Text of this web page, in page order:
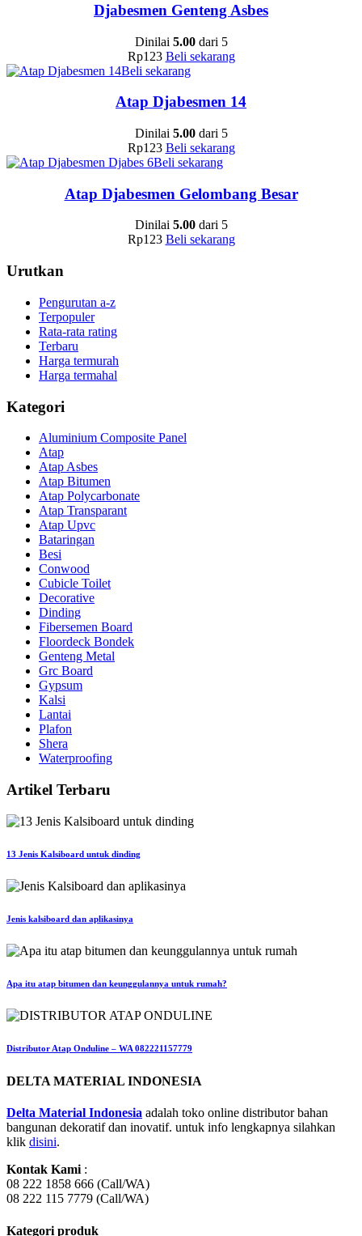
Djabesmen Genteng Asbes
Dinilai 5.00dari 5
Rp123 Beli sekarang
Beli sekarang
Atap Djabesmen 14
Dinilai 5.00dari 5
Rp123 Beli sekarang
Beli sekarang
Atap Djabesmen Gelombang Besar
Dinilai 5.00dari 5
Rp123 Beli sekarang
Urutkan
Pengurutan a-z
Terpopuler
Rata-rata rating
Terbaru
Harga termurah
Harga termahal
Kategori
Aluminium Composite Panel
Atap
Atap Asbes
Atap Bitumen
Atap Polycarbonate
Atap Transparant
Atap Upvc
Bataringan
Besi
Conwood
Cubicle Toilet
Decorative
Dinding
Fibersemen Board
Floordeck Bondek
Genteng Metal
Grc Board
Gypsum
Kalsi
Lantai
Plafon
Shera
Waterproofing
Artikel Terbaru
13 Jenis Kalsiboard untuk dinding
Jenis kalsiboard dan aplikasinya
Apa itu atap bitumen dan keunggulannya untuk rumah?
Distributor Atap Onduline – WA 082221157779
DELTA MATERIAL INDONESIA
Delta Material Indonesia adalah toko online distributor bahan
bangunan dekoratif dan inovatif. untuk info lengkapnya silahkan
klik disini.
Kontak Kami :
08 222 1858 666 (Call/WA)
08 222 115 7779 (Call/WA)
Kategori produk